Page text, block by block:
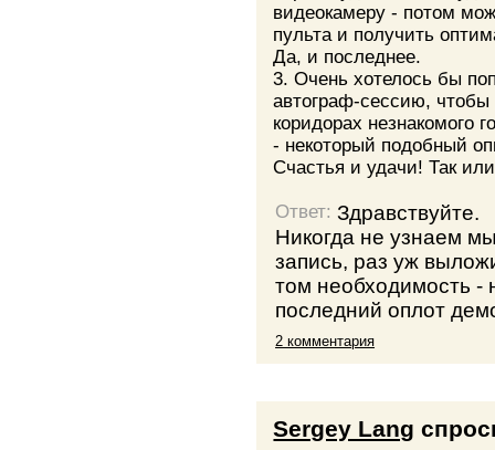
видеокамеру - потом
пульта и получить
Да, и последнее.
3. Очень хотелось бы
автограф-сессию,
коридорах незнакомого
- некоторый подобный
Счастья и удачи! Так
Ответ:Здравствуйте.
Никогда не узнаем
запись, раз уж
том необходимость -
последний оплот
2 комментария
Sergey Lang